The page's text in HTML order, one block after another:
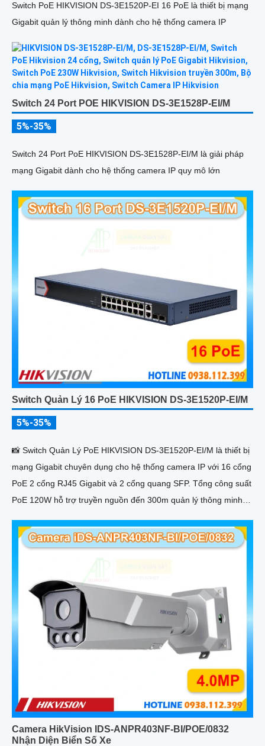
Switch PoE HIKVISION DS-3E1520P-EI 16 PoE là thiết bị mạng
Gigabit quản lý thông minh dành cho hệ thống camera IP
Switch 24 Port POE HIKVISION DS-3E1528P-EI/M
5%-35%
Switch 24 Port PoE HIKVISION DS-3E1528P-EI/M là giải pháp
mạng Gigabit dành cho hệ thống camera IP quy mô lớn
Switch Quản Lý 16 PoE HIKVISION DS-3E1520P-EI/M
5%-35%
📸 Switch Quản Lý PoE HIKVISION DS-3E1520P-EI/M là thiết bị
mạng Gigabit chuyên dụng cho hệ thống camera IP với 16 cổng
PoE 2 cổng RJ45 Gigabit và 2 cổng quang SFP. Tổng công suất
PoE 120W hỗ trợ truyền nguồn đến 300m quản lý thông minh
Camera HikVision IDS-ANPR403NF-BI/POE/0832
Nhận Diện Biển Số Xe